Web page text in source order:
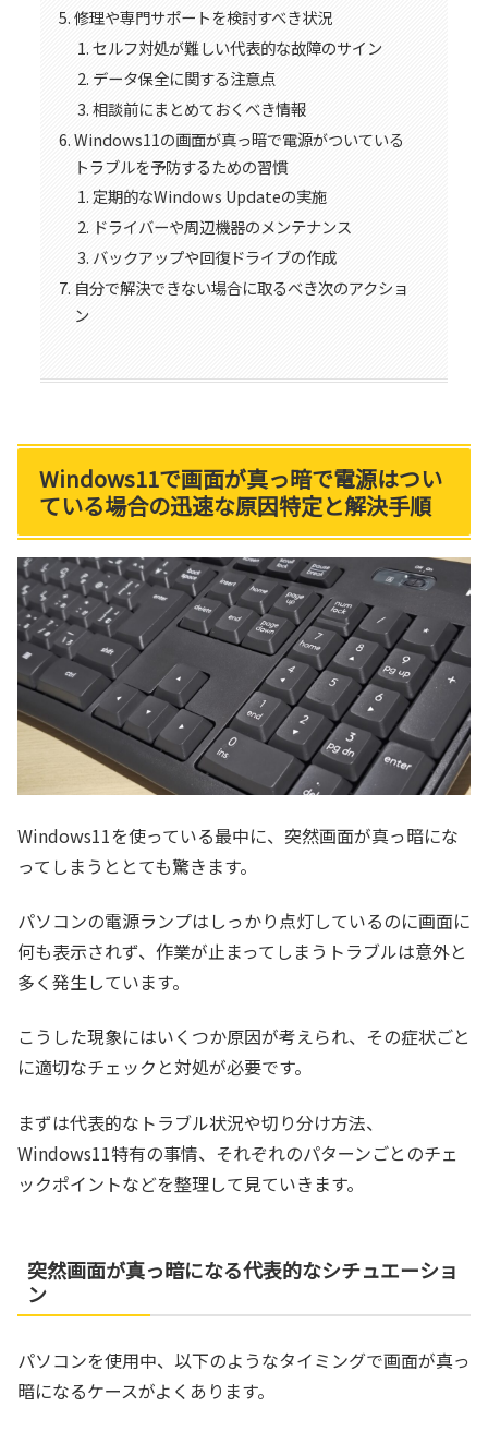
修理や専門サポートを検討すべき状況
セルフ対処が難しい代表的な故障のサイン
データ保全に関する注意点
相談前にまとめておくべき情報
Windows11の画面が真っ暗で電源がついている
トラブルを予防するための習慣
定期的なWindows Updateの実施
ドライバーや周辺機器のメンテナンス
バックアップや回復ドライブの作成
自分で解決できない場合に取るべき次のアクショ
ン
Windows11で画面が真っ暗で電源はつい
ている場合の迅速な原因特定と解決手順
Windows11を使っている最中に、突然画面が真っ暗にな
ってしまうととても驚きます。
パソコンの電源ランプはしっかり点灯しているのに画面に
何も表示されず、作業が止まってしまうトラブルは意外と
多く発生しています。
こうした現象にはいくつか原因が考えられ、その症状ごと
に適切なチェックと対処が必要です。
まずは代表的なトラブル状況や切り分け方法、
Windows11特有の事情、それぞれのパターンごとのチェ
ックポイントなどを整理して見ていきます。
突然画面が真っ暗になる代表的なシチュエーショ
ン
パソコンを使用中、以下のようなタイミングで画面が真っ
暗になるケースがよくあります。